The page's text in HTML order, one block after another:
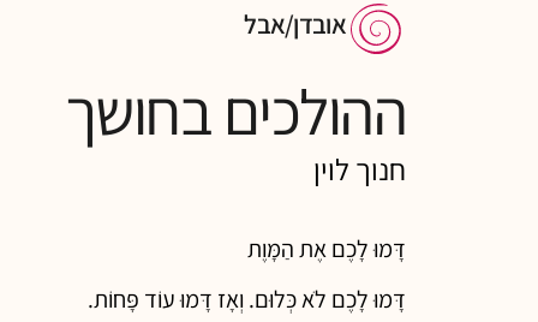
אובדן/אבל
ההולכים בחושך
חנוך לוין
דָּמוּ לָכֶם אֶת הַמָּוֶת
דָּמוּ לָכֶם לֹא כְּלוּם. וְאָז דָּמוּ עוֹד פָּחוֹת.